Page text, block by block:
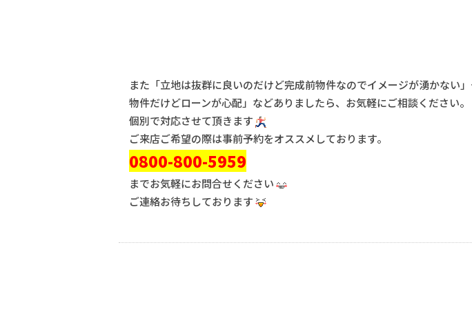
また「立地は抜群に良いのだけど完成前物件なのでイメージが湧かない
物件だけどローンが心配」などありましたら、お気軽にご相談ください。
個別で対応させて頂きます
ご来店ご希望の際は事前予約をオススメしております。
0800-800-5959
までお気軽にお問合せください
ご連絡お待ちしております